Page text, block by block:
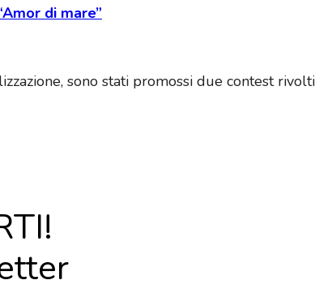
di mare”
sono stati promossi due contest